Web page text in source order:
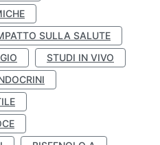
SULLA SALUTE
STUDI IN VIVO